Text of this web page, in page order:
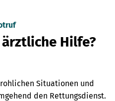
Hilfe?
Situationen und
den Rettungsdienst.